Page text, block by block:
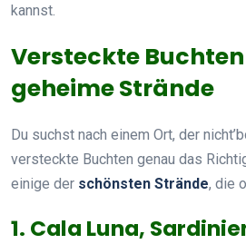
kannst.
Versteckte
geheime Strände
Du suchst nach einem Ort, der
versteckte Buchten genau das
einige der schönsten Strände, die
1. Cala Luna,